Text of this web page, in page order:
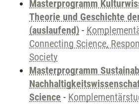
Masterprogramm
Theorie und Geschichte
(auslaufend) -
Connecting Science,
Society
Masterprogramm
Science -